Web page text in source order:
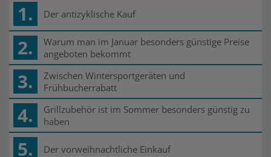
1. Der antizyklische Kauf
2.
Warum man im Januar besonders günstige Preise
angeboten bekommt
3.
Zwischen Wintersportgeräten und
Frühbucherrabatt
4.
Grillzubehör ist im Sommer besonders günstig zu
haben
5. Der vorweihnachtliche Einkauf